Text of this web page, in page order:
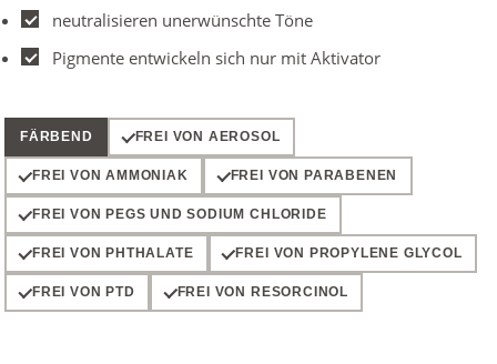
neutralisieren unerwünschte Töne
Pigmente entwickeln sich nur mit Aktivator
FÄRBEND FREI VON AEROSOL
FREI VON AMMONIAK FREI VON PARABENEN
FREI VON PEGS UND SODIUM CHLORIDE
FREI VON PHTHALATE FREI VON PROPYLENE GLYCOL
FREI VON PTD FREI VON RESORCINOL